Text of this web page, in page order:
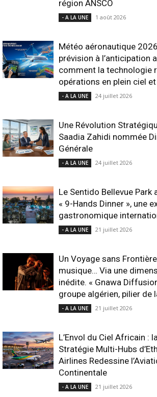
région ANSCO
- A LA UNE 1 août 2026
Météo aéronautique
prévision à l’anticipation
comment la technologie
opérations en plein ciel
- A LA UNE 24 juillet 2026
Une Révolution
Saadia Zahidi nommée
Générale
- A LA UNE 24 juillet 2026
Le Sentido Bellevue Park
« 9-Hands Dinner », une
gastronomique
- A LA UNE 21 juillet 2026
Un Voyage sans
musique… Via une
inédite. « Gnawa
groupe algérien, pilier de
- A LA UNE 21 juillet 2026
L’Envol du Ciel Africain :
Stratégie Multi-Hubs
Airlines Redessine
Continentale
- A LA UNE 21 juillet 2026